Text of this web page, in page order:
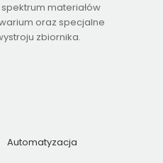
materiałów
oraz specjalne
zbiornika.
Automatyzacja